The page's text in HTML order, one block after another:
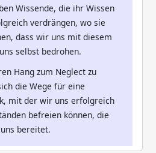
Wissende, die ihr Wissen
verdrängen, wo sie
dass wir uns mit diesem
selbst bedrohen.
Hang zum Neglect zu
die Wege für eine
mit der wir uns erfolgreich
befreien können, die
bereitet.